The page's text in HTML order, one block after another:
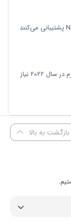
گوشی‌های اندرویدی چه مقدار رم در سال ۲۰۲۲ نیاز
بازگشت به بالا